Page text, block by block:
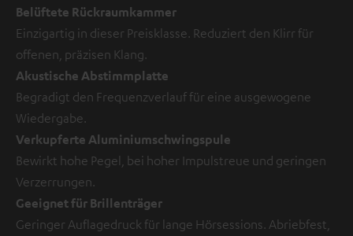
Belüftete Rückraumkammer
Einzigartig in dieser Preisklasse. Reduziert den Klirr für
offenen, präzisen Klang.
Akustische Abstimmplatte
Begradigt den Frequenzverlauf für eine ausgewogene
Wiedergabe.
Verkupferte Aluminiumschwingspule
Bewirkt hohe Pegel, bei hoher Impulstreue und geringen
Verzerrungen.
Geeignet für Brillenträger
Geringer Auflagedruck für lange Hörsessions. Abriebfest,